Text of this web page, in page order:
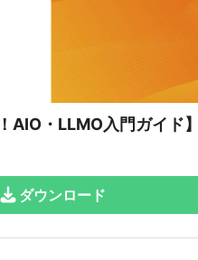
AIO・LLMO入門ガイド
ダウンロード